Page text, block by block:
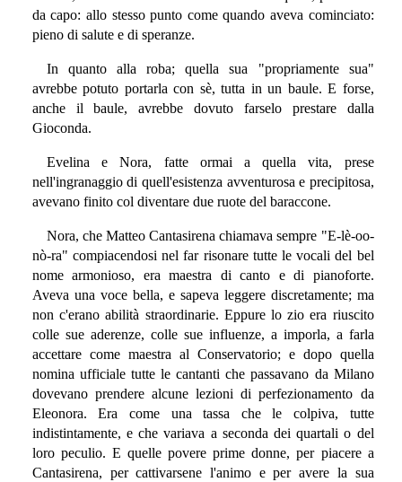
da capo: allo stesso punto come quando aveva cominciato:
pieno di salute e di speranze.
In quanto alla roba; quella sua "propriamente sua"
avrebbe potuto portarla con sè, tutta in un baule. E forse,
anche il baule, avrebbe dovuto farselo prestare dalla
Gioconda.
Evelina e Nora, fatte ormai a quella vita, prese
nell'ingranaggio di quell'esistenza avventurosa e precipitosa,
avevano finito col diventare due ruote del baraccone.
Nora, che Matteo Cantasirena chiamava sempre "E-lè-oo-
nò-ra" compiacendosi nel far risonare tutte le vocali del bel
nome armonioso, era maestra di canto e di pianoforte.
Aveva una voce bella, e sapeva leggere discretamente; ma
non c'erano abilità straordinarie. Eppure lo zio era riuscito
colle sue aderenze, colle sue influenze, a imporla, a farla
accettare come maestra al Conservatorio; e dopo quella
nomina ufficiale tutte le cantanti che passavano da Milano
dovevano prendere alcune lezioni di perfezionamento da
Eleonora. Era come una tassa che le colpiva, tutte
indistintamente, e che variava a seconda dei quartali o del
loro peculio. E quelle povere prime donne, per piacere a
Cantasirena, per cattivarsene l'animo e per avere la sua